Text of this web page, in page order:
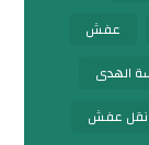
عفش
الهدى
نقل عفش